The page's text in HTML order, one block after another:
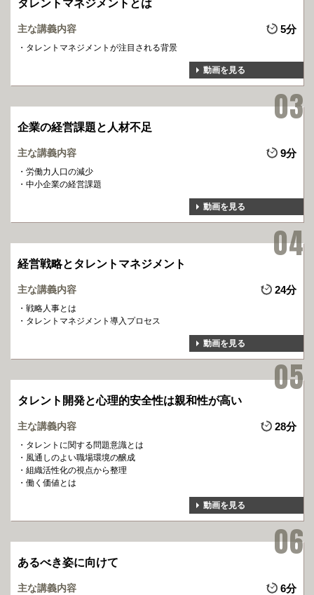
タレントマネジメントとは
主な講義内容 5分
タレントマネジメントが注目される背景
動画を見る
企業の経営課題と人材不足
主な講義内容 9分
労働力人口の減少
中小企業の経営課題
動画を見る
経営戦略とタレントマネジメント
主な講義内容 24分
戦略人事とは
タレントマネジメント導入プロセス
動画を見る
タレント開発と心理的安全性は親和性が高い
主な講義内容 28分
タレントに関する問題意識とは
風通しのよい職場環境の醸成
組織活性化の視点から整理
働く価値とは
動画を見る
あるべき姿に向けて
主な講義内容 6分